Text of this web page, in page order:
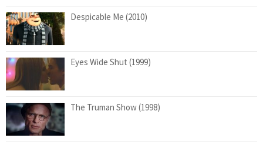
Despicable Me (2010)
Eyes Wide Shut (1999)
The Truman Show (1998)